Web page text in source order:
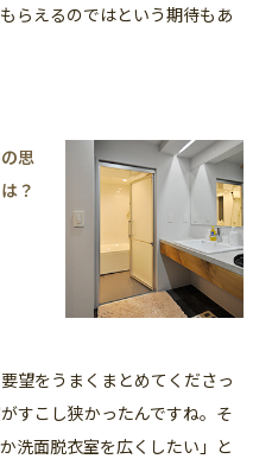
らえるのではという期待もあ
思
？
望をうまくまとめてくださっ
すこし狭かったんですね。そ
洗面脱衣室を広くしたい」と